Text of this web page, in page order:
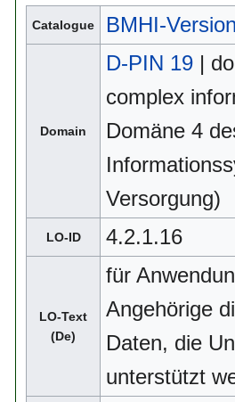
Catalogue BMHI-
Domain
D-PIN 19|
complex
Domäne 4
Versorgung)
LO-ID 4.2.1.16
LO-Text
(De)
für
Angehörige
Daten, die
unterstützt